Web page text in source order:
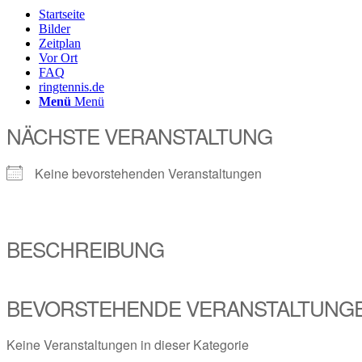
Startseite
Bilder
Zeitplan
Vor Ort
FAQ
ringtennis.de
Menü Menü
NÄCHSTE VERANSTALTUNG
Keine bevorstehenden Veranstaltungen
BESCHREIBUNG
BEVORSTEHENDE
Keine Veranstaltungen in dieser Kategorie